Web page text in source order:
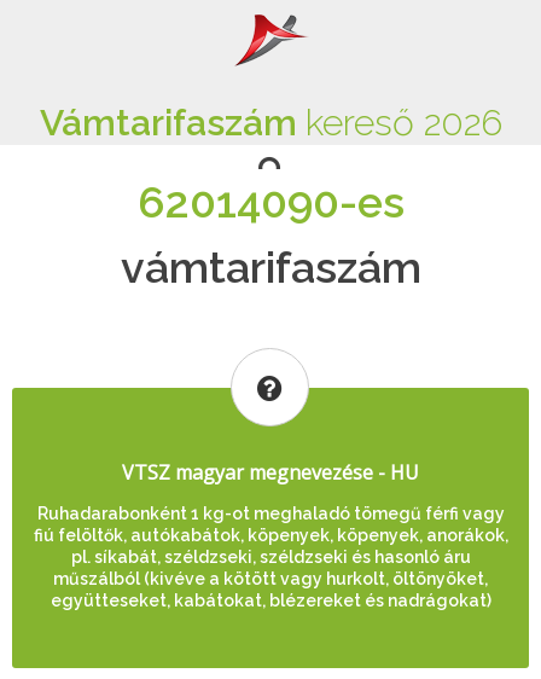
Vámtarifaszám kereső 2026
62014090-es
vámtarifaszám
VTSZ magyar megnevezése - HU
Ruhadarabonként 1 kg-ot meghaladó tömegű férfi vagy
fiú felöltők, autókabátok, köpenyek, köpenyek, anorákok,
pl. síkabát, széldzseki, széldzseki és hasonló áru
műszálból (kivéve a kötött vagy hurkolt, öltönyöket,
együtteseket, kabátokat, blézereket és nadrágokat)